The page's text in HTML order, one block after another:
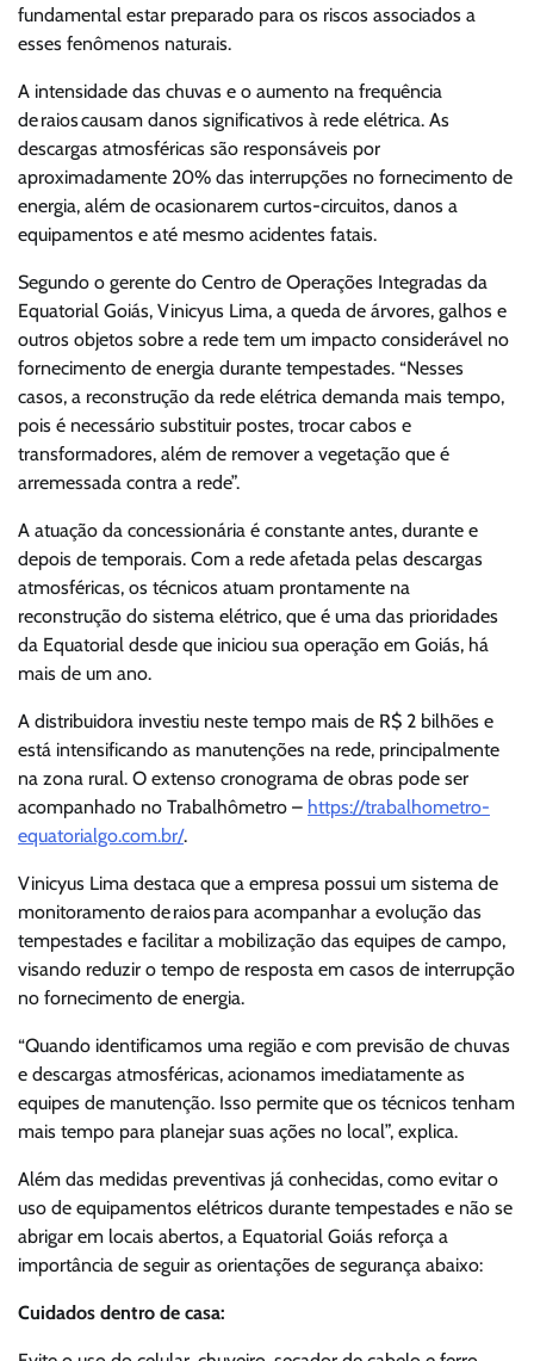
fundamental estar preparado para os riscos associados a
esses fenômenos naturais.
A intensidade das chuvas e o aumento na frequência
de raios causam danos significativos à rede elétrica. As
descargas atmosféricas são responsáveis por
aproximadamente 20% das interrupções no fornecimento de
energia, além de ocasionarem curtos-circuitos, danos a
equipamentos e até mesmo acidentes fatais.
Segundo o gerente do Centro de Operações Integradas da
Equatorial Goiás, Vinicyus Lima, a queda de árvores, galhos e
outros objetos sobre a rede tem um impacto considerável no
fornecimento de energia durante tempestades. “Nesses
casos, a reconstrução da rede elétrica demanda mais tempo,
pois é necessário substituir postes, trocar cabos e
transformadores, além de remover a vegetação que é
arremessada contra a rede”.
A atuação da concessionária é constante antes, durante e
depois de temporais. Com a rede afetada pelas descargas
atmosféricas, os técnicos atuam prontamente na
reconstrução do sistema elétrico, que é uma das prioridades
da Equatorial desde que iniciou sua operação em Goiás, há
mais de um ano.
A distribuidora investiu neste tempo mais de R$ 2 bilhões e
está intensificando as manutenções na rede, principalmente
na zona rural. O extenso cronograma de obras pode ser
acompanhado no Trabalhômetro – https://trabalhometro-
equatorialgo.com.br/.
Vinicyus Lima destaca que a empresa possui um sistema de
monitoramento de raios para acompanhar a evolução das
tempestades e facilitar a mobilização das equipes de campo,
visando reduzir o tempo de resposta em casos de interrupção
no fornecimento de energia.
“Quando identificamos uma região e com previsão de chuvas
e descargas atmosféricas, acionamos imediatamente as
equipes de manutenção. Isso permite que os técnicos tenham
mais tempo para planejar suas ações no local”, explica.
Além das medidas preventivas já conhecidas, como evitar o
uso de equipamentos elétricos durante tempestades e não se
abrigar em locais abertos, a Equatorial Goiás reforça a
importância de seguir as orientações de segurança abaixo:
Cuidados dentro de casa: